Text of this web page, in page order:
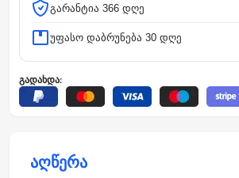
გარანტია 366 დღე
უფასო დაბრუნება 30 დღე
გადახდა:
აღწერა